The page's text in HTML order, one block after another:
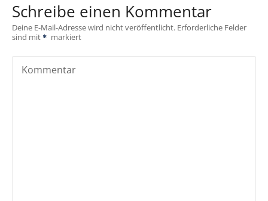
r
a
Schreibe einen Kommentar
Deine E-Mail-Adresse wird nicht veröffentlicht. Erforderliche Felder
sind mit
markiert
Kommentar